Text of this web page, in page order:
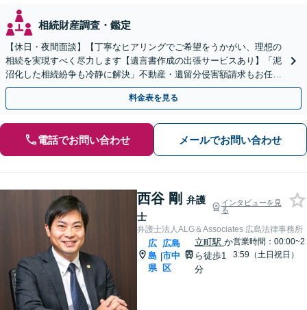
相続財産調査・鑑定
【休日・夜間面談】【丁寧なヒアリングでご希望をうかがい、理想の
相続を実現すべく尽力します【遺言書作成の出張サービスあり】「泥
沼化した相続紛争も冷静に解決」不動産・遺留分侵害額請求もお任せ
【縮景園前駅４分】
料金表を見る
電話でお問い合わせ メールでお問い合わせ
西谷 剛 弁護
士
インタビューを見
る
弁護士法人ALG＆Associates 広島法律事務所
広
島
県
|
広島
市中
区
立町駅か
ら徒歩1
分
営業時間：00:00~2
3:59（土日祝日）